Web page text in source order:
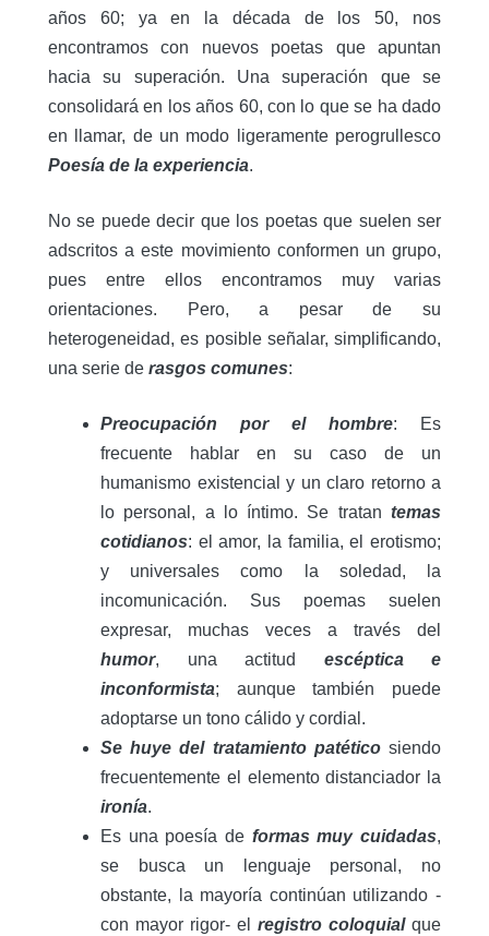
años 60; ya en la década de los 50, nos
encontramos con nuevos poetas que apuntan
hacia su superación. Una superación que se
consolidará en los años 60, con lo que se ha dado
en llamar, de un modo ligeramente perogrullesco
Poesía de la experiencia.
No se puede decir que los poetas que suelen ser
adscritos a este movimiento conformen un grupo,
pues entre ellos encontramos muy varias
orientaciones. Pero, a pesar de su
heterogeneidad, es posible señalar, simplificando,
una serie de rasgos comunes:
Preocupación por el hombre: Es
frecuente hablar en su caso de un
humanismo existencial y un claro retorno a
lo personal, a lo íntimo. Se tratan temas
cotidianos: el amor, la familia, el erotismo;
y universales como la soledad, la
incomunicación. Sus poemas suelen
expresar, muchas veces a través del
humor, una actitud escéptica e
inconformista; aunque también puede
adoptarse un tono cálido y cordial.
Se huye del tratamiento patéticosiendo
frecuentemente el elemento distanciador la
ironía.
Es una poesía de formas muy cuidadas,
se busca un lenguaje personal, no
obstante, la mayoría continúan utilizando -
con mayor rigor- el registro coloquialque